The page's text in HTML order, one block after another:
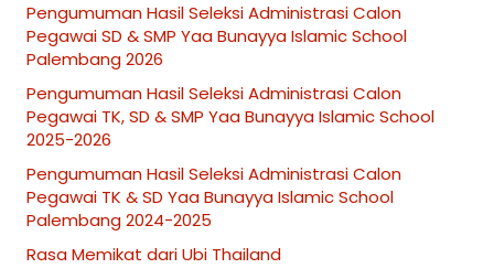
Pengumuman Hasil Seleksi Administrasi Calon
Pegawai SD & SMP Yaa Bunayya Islamic School
Palembang 2026
Pengumuman Hasil Seleksi Administrasi Calon
Pegawai TK, SD & SMP Yaa Bunayya Islamic School
2025-2026
Pengumuman Hasil Seleksi Administrasi Calon
Pegawai TK & SD Yaa Bunayya Islamic School
Palembang 2024-2025
Rasa Memikat dari Ubi Thailand